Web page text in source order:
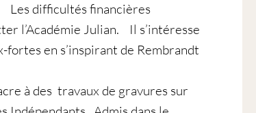
Les difficultés financières
l’Académie Julian. Il s’intéresse
fortes en s’inspirant de Rembrandt
à des travaux de gravures sur